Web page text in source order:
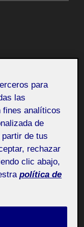
para
las
fines analíticos
de
de tus
rechazar
clic abajo,
política de